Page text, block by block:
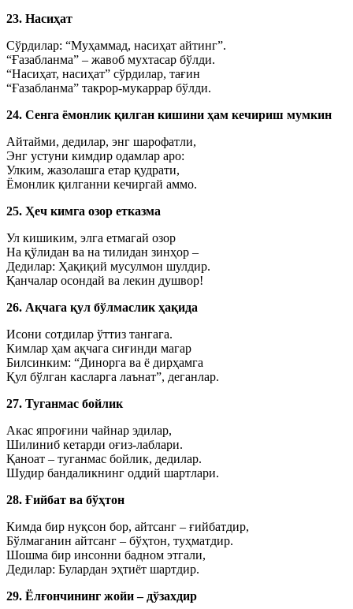
23. Насиҳат
Сўрдилар: “Муҳаммад, насиҳат айтинг”.
“Ғазабланма” – жавоб мухтасар бўлди.
“Насиҳат, насиҳат” сўрдилар, тағин
“Ғазабланма” такрор-мукаррар бўлди.
24. Сенга ёмонлик қилган кишини ҳам кечириш мумкин
Айтайми, дедилар, энг шарофатли,
Энг устуни кимдир одамлар аро:
Улким, жазолашга етар қудрати,
Ёмонлик қилганни кечиргай аммо.
25. Ҳеч кимга озор етказма
Ул кишиким, элга етмагай озор
На қўлидан ва на тилидан зинҳор –
Дедилар: Ҳақиқий мусулмон шулдир.
Қанчалар осондай ва лекин душвор!
26. Ақчага қул бўлмаслик ҳақида
Исони сотдилар ўттиз тангага.
Кимлар ҳам ақчага сиғинди магар
Билсинким: “Динорга ва ё дирҳамга
Қул бўлган касларга лаънат”, деганлар.
27. Туганмас бойлик
Акас япроғини чайнар эдилар,
Шилиниб кетарди оғиз-лаблари.
Қаноат – туганмас бойлик, дедилар.
Шудир бандаликнинг оддий шартлари.
28. Ғийбат ва бўҳтон
Кимда бир нуқсон бор, айтсанг – ғийбатдир,
Бўлмаганин айтсанг – бўҳтон, туҳматдир.
Шошма бир инсонни бадном этгали,
Дедилар: Булардан эҳтиёт шартдир.
29. Ёлғончининг жойи – дўзахдир